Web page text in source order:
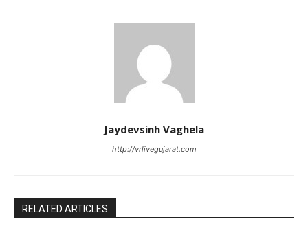
Jaydevsinh Vaghela
http://vrlivegujarat.com
RELATED ARTICLES